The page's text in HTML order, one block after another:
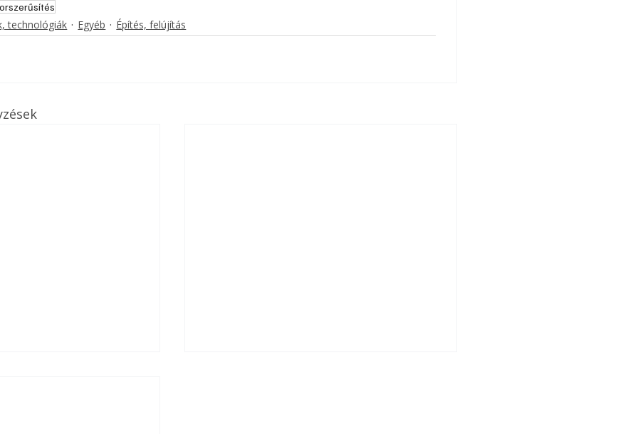
technológiák Egyéb Építés, felújítás